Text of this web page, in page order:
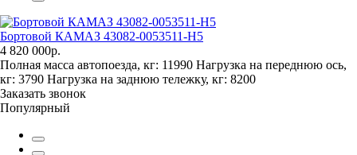
Бортовой КАМАЗ 43082-0053511-H5
4 820 000р.
Полная масса автопоезда, кг: 11990 Нагрузка на переднюю ось,
кг: 3790 Нагрузка на заднюю тележку, кг: 8200
Заказать звонок
Популярный